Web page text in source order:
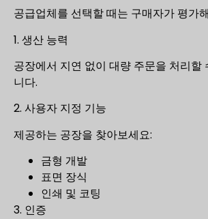
공급업체를 선택할 때는 구매자가 평가
1. 생산 능력
공장에서 지연 없이 대량 주문을 처리할
니다.
2. 사용자 지정 기능
제공하는 공장을 찾아보세요:
금형 개발
표면 장식
인쇄 및 코팅
3. 인증